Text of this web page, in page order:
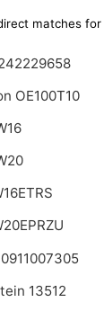
matches for
OE100T10
13512